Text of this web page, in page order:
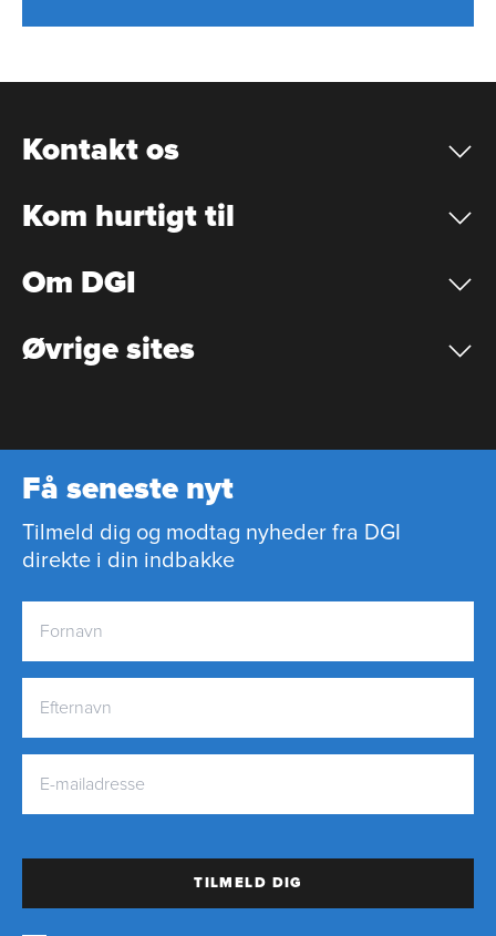
Kontakt os
Kom hurtigt til
Om DGI
Øvrige sites
Få seneste nyt
Tilmeld dig og modtag nyheder fra DGI
direkte i din indbakke
TILMELD DIG